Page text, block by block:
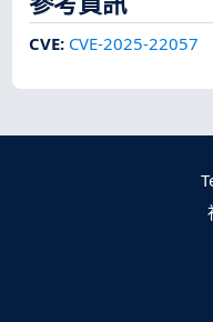
CVE: CVE-2025-22057